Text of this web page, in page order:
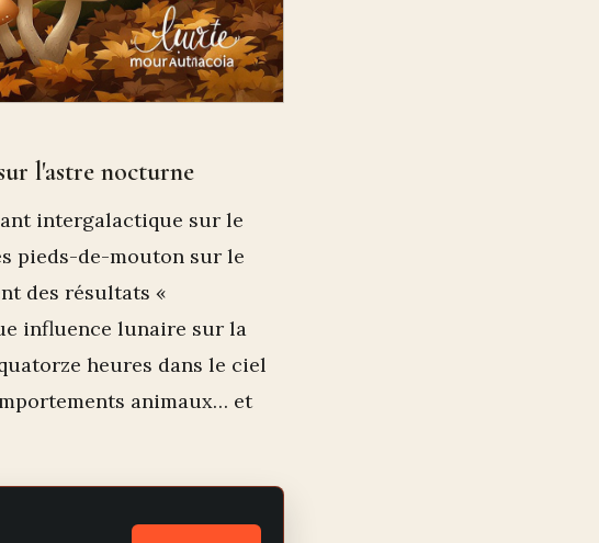
l'astre nocturne
intergalactique sur le
pieds-de-mouton sur le
des résultats «
influence lunaire sur la
heures dans le ciel
animaux… et